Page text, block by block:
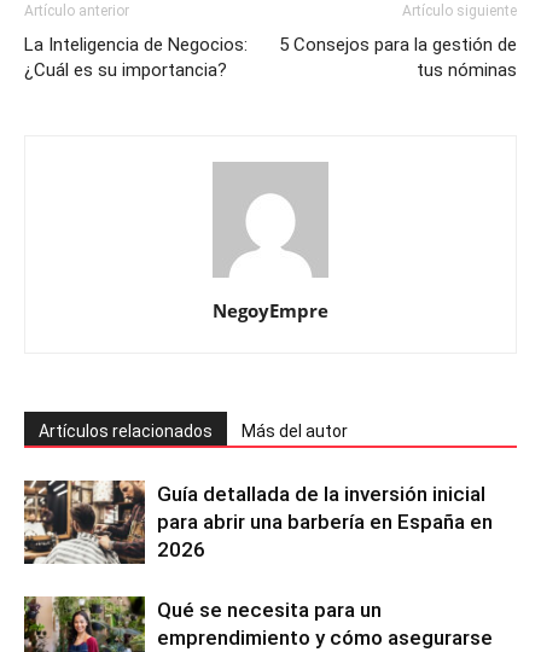
Artículo anterior
La Inteligencia de Negocios:
¿Cuál es su importancia?
Artículo siguiente
5 Consejos para la gestión de
tus nóminas
NegoyEmpre
Artículos relacionados Más del autor
Guía detallada de la inversión inicial
para abrir una barbería en España en
2026
Qué se necesita para un
emprendimiento y cómo asegurarse